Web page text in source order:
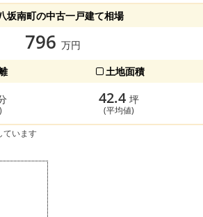
坂南町の中古一戸建て相場
796 万円
土地面積
42.4坪
(平均値)
ています